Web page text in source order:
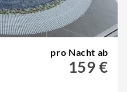
pro Nacht ab
159 €